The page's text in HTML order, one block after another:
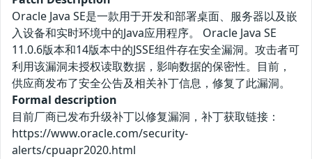
Oracle Java SE是一款用于开发和部署桌面、服务器以及嵌
入设备和实时环境中的Java应用程序。 Oracle Java SE
11.0.6版本和14版本中的JSSE组件存在安全漏洞。攻击者可
利用该漏洞未授权读取数据，影响数据的保密性。目前，
供应商发布了安全公告及相关补丁信息，修复了此漏洞。
Formal description
目前厂商已发布升级补丁以修复漏洞，补丁获取链接：
https://www.oracle.com/security-
alerts/cpuapr2020.html